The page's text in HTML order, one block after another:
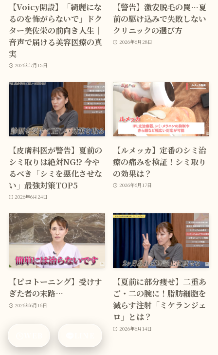
【Voicy開設】「綺麗にな
るのを怖がらないで」ドク
ター美佐栄の前向き人生｜
音声で届ける美容医療の真
実
2026年7月15日
【警告】激安脱毛の罠…夏
前の駆け込みで失敗しない
クリニックの選び方
2026年6月28日
【皮膚科医が警告】夏前の
シミ取りは絶対NG⁉ 今や
るべき「シミを悪化させな
い」最強対策TOP5
2026年6月24日
【ルメッカ】定番のシミ治
療の痛みを検証！シミ取り
の効果は？
2026年6月17日
【ピコトーニング】受けす
ぎた者の末路…
2026年6月16日
【夏前に部分痩せ】二重あ
ご・二の腕に！脂肪細胞を
減らす注射「ミケランジェ
ロ」とは？
2026年6月14日